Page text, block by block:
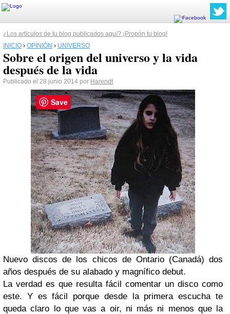
¿Los artículos de tu blog publicados aquí? ¡Propón tu blog!
INICIO › OPINIÓN › UNIVERSO
Sobre el origen del universo y la vida
después de la vida
Publicado el 28 junio 2014 por Harendt
Nuevo discos de los chicos de Ontario (Canadá) dos
años después de su alabado y magnífico debut.
La verdad es que resulta fácil comentar un disco como
este. Y es fácil porque desde la primera escucha te
queda claro lo que vas a oir, ni más ni menos que la
Save